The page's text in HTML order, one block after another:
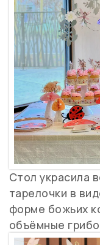
Стол украсила
тарелочки в
форме божьих
объёмные